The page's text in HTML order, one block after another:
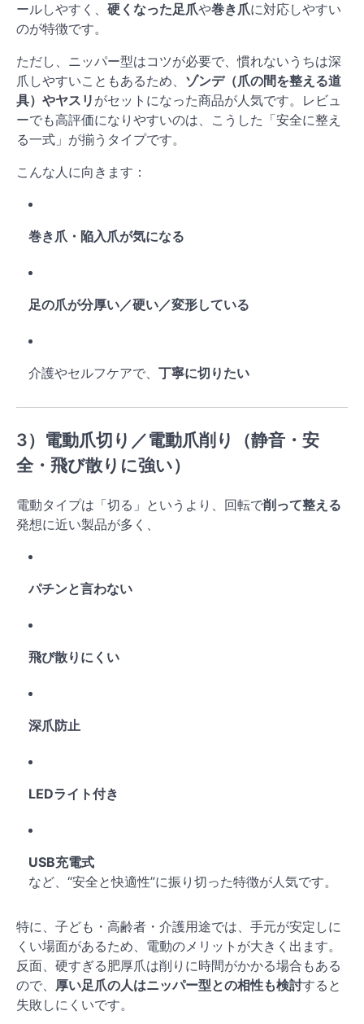
ールしやすく、 硬くなった足爪や巻き爪に対応しやすい
のが特徴です。
ただし、ニッパー型はコツが必要で、慣れないうちは深
爪しやすいこともあるため、 ゾンデ（爪の間を整える道
具）やヤスリ がセットになった商品が人気です。レビュ
ーでも高評価になりやすいのは、こうした「安全に整え
る一式」が揃うタイプです。
こんな人に向きます：
巻き爪・陥入爪が気になる
足の爪が分厚い／硬い／変形している
介護やセルフケアで、 丁寧に切りたい
3）電動爪切り／電動爪削り（静音・安
全・飛び散りに強い）
電動タイプは「切る」というより、回転で削って整える
発想に近い製品が多く、
パチンと言わない
飛び散りにくい
深爪防止
LEDライト付き
USB充電式
など、“安全と快適性”に振り切った特徴が人気です。
特に、子ども・高齢者・介護用途では、手元が安定しに
くい場面があるため、電動のメリットが大きく出ます。
反面、硬すぎる肥厚爪は削りに時間がかかる場合もある
ので、 厚い足爪の人はニッパー型との相性も検討すると
失敗しにくいです。